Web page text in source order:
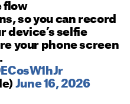
flow
so you can record
device’s selfie
your phone screen
June 16, 2026